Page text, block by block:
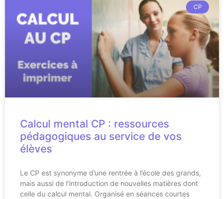
CP
Calcul mental CP : ressources
pédagogiques au service de vos
élèves
Le CP est synonyme d’une rentrée à l’école des grands,
mais aussi de l’introduction de nouvelles matières dont
celle du calcul mental. Organisé en séances courtes